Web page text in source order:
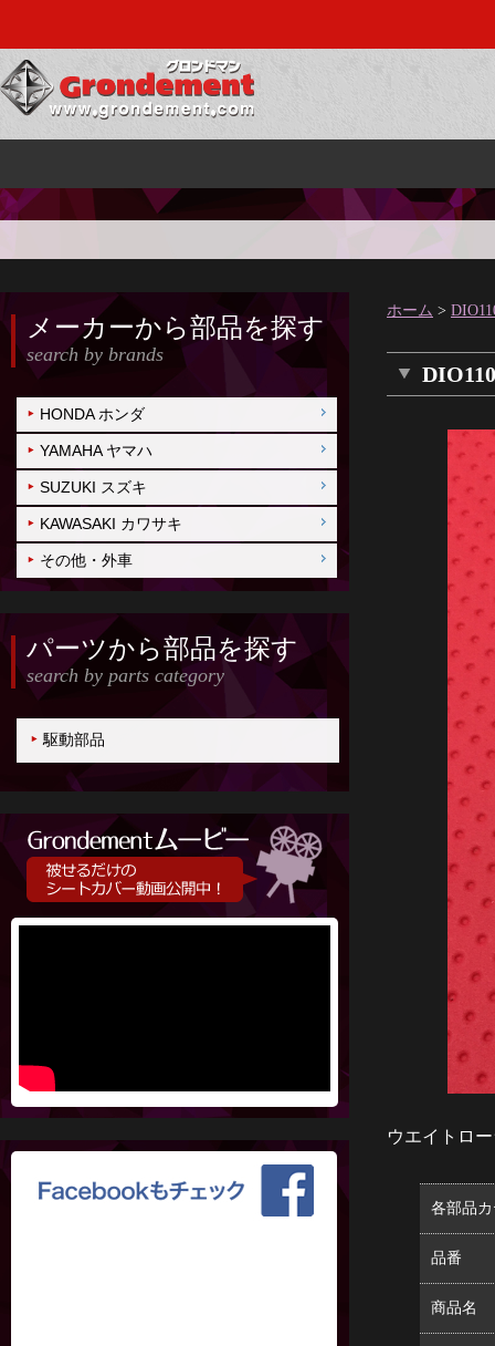
メーカーから部品を探す
search by brands
HONDA ホンダ
YAMAHA ヤマハ
SUZUKI スズキ
KAWASAKI カワサキ
その他・外車
パーツから部品を探す
search by parts category
駆動部品
ホーム >
ウエイトロ
各部品
品番
商品名